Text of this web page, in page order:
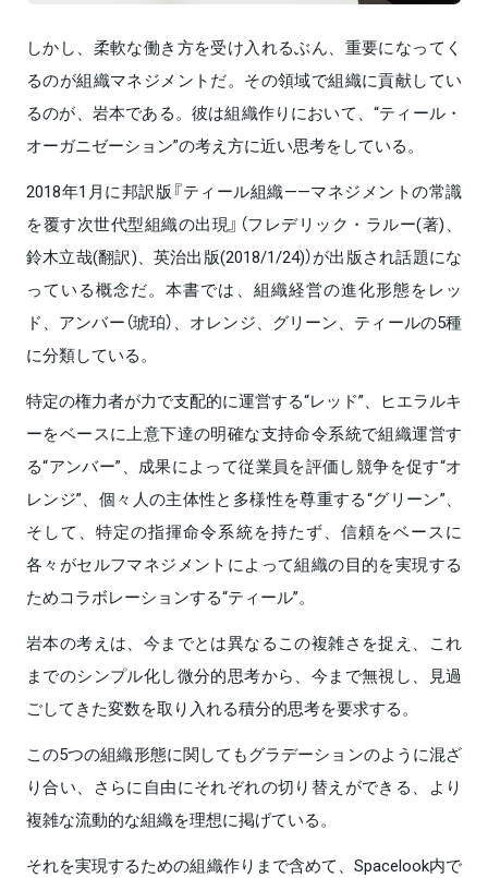
しかし、柔軟な働き方を受け入れるぶん、重要になってく
るのが組織マネジメントだ。その領域で組織に貢献してい
るのが、岩本である。彼は組織作りにおいて、“ティール・
オーガニゼーション”の考え方に近い思考をしている。
2018年1月に邦訳版『ティール組織——マネジメントの常識
を覆す次世代型組織の出現』（フレデリック・ラルー(著)、
鈴木立哉(翻訳)、英治出版(2018/1/24)）が出版され話題にな
っている概念だ。本書では、組織経営の進化形態をレッ
ド、アンバー（琥珀）、オレンジ、グリーン、ティールの5種
に分類している。
特定の権力者が力で支配的に運営する“レッド”、ヒエラルキ
ーをベースに上意下達の明確な支持命令系統で組織運営す
る“アンバー”、成果によって従業員を評価し競争を促す“オ
レンジ”、個々人の主体性と多様性を尊重する“グリーン”、
そして、特定の指揮命令系統を持たず、信頼をベースに
各々がセルフマネジメントによって組織の目的を実現する
ためコラボレーションする“ティール”。
岩本の考えは、今までとは異なるこの複雑さを捉え、これ
までのシンプル化し微分的思考から、今まで無視し、見過
ごしてきた変数を取り入れる積分的思考を要求する。
この5つの組織形態に関してもグラデーションのように混ざ
り合い、さらに自由にそれぞれの切り替えができる、より
複雑な流動的な組織を理想に掲げている。
それを実現するための組織作りまで含めて、Spacelook内で